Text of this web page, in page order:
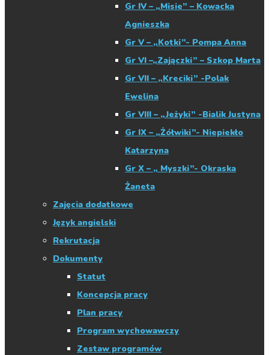
Gr IV – „Misie” – Kowacka
Agnieszka
Gr V – „Kotki”- Pompa Anna
Gr VI –„Zajączki” – Szkop Marta
Gr VII – „Kreciki” -Polak
Ewelina
Gr VIII – „Jeżyki” -Bialik Justyna
Gr IX – „Żółwiki”- Niepiekło
Katarzyna
Gr X – „ Myszki”- Okraska
Żaneta
Zajęcia dodatkowe
Język angielski
Rekrutacja
Dokumenty
Statut
Koncepcja pracy
Plan pracy
Program wychowawczy
Zestaw programów